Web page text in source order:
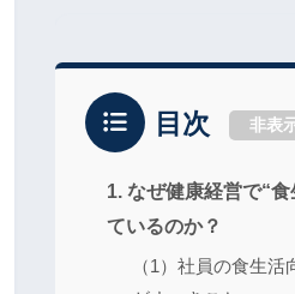
目次 非表
1. なぜ健康経営で“
ているのか？
（1）社員の食生